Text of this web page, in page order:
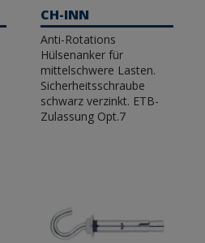
CH-INN
Anti-Rotations
Hülsenanker für
mittelschwere Lasten.
Sicherheitsschraube
schwarz verzinkt. ETB-
Zulassung Opt.7